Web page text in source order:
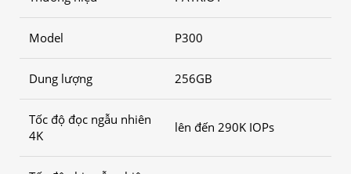
Model P300
Dung lượng 256GB
Tốc độ đọc ngẫu nhiên
4K
lên đến 290K IOPs